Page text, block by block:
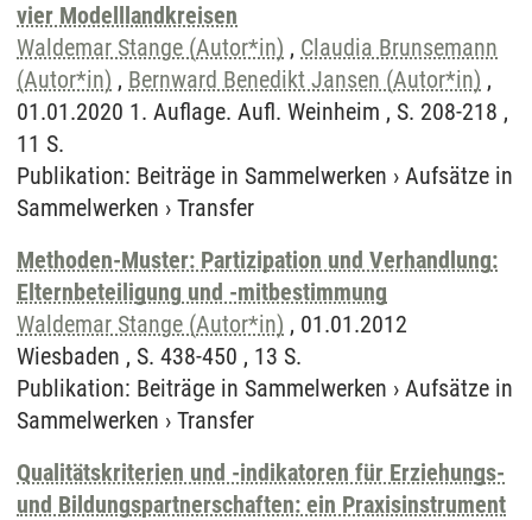
vier Modelllandkreisen
Waldemar Stange (Autor*in) , Claudia Brunsemann
(Autor*in) , Bernward Benedikt Jansen (Autor*in) ,
01.01.2020 1. Auflage. Aufl. Weinheim , S. 208-218 ,
11 S.
Publikation: Beiträge in Sammelwerken › Aufsätze in
Sammelwerken › Transfer
Methoden-Muster: Partizipation und Verhandlung:
Elternbeteiligung und -mitbestimmung
Waldemar Stange (Autor*in) , 01.01.2012
Wiesbaden , S. 438-450 , 13 S.
Publikation: Beiträge in Sammelwerken › Aufsätze in
Sammelwerken › Transfer
Qualitätskriterien und -indikatoren für Erziehungs-
und Bildungspartnerschaften: ein Praxisinstrument